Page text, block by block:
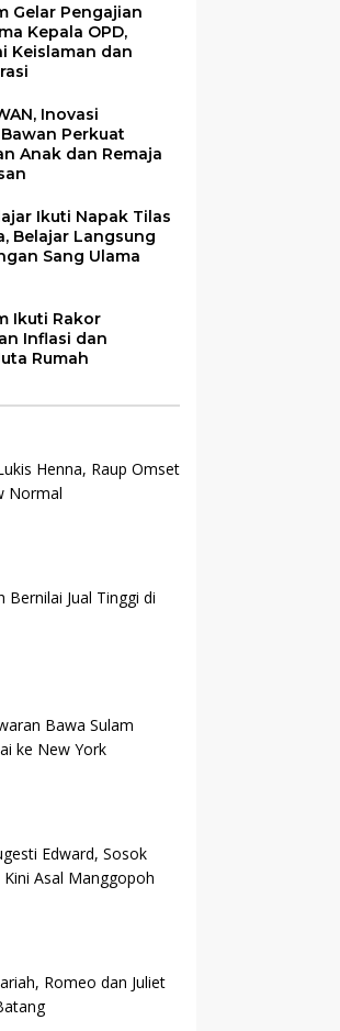
Gelar Pengajian
Kepala OPD,
Keislaman dan
Inovasi
Perkuat
Anak dan Remaja
Ikuti Napak Tilas
Belajar Langsung
Sang Ulama
Ikuti Rakor
Inflasi dan
Rumah
Henna, Raup Omset
Normal
Bernilai Jual Tinggi di
Bawa Sulam
ke New York
Edward, Sosok
Asal Manggopoh
Romeo dan Juliet